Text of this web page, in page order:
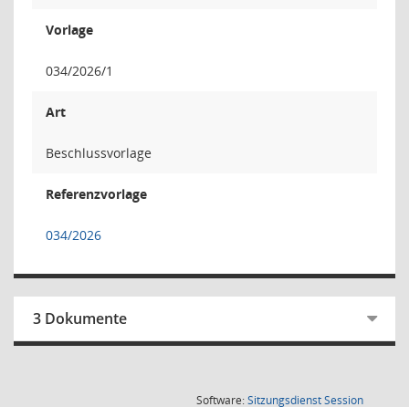
Vorlage
034/2026/1
Art
Beschlussvorlage
Referenzvorlage
034/2026
3 Dokumente
Software:SitzungsdienstSession(Wird in